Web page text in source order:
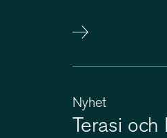
Nyhet
Terasi